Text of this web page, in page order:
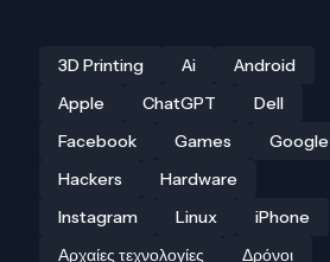
3D Printing Ai
Android
Apple
ChatGPT
Dell
Facebook
Games
Google
Hackers
Hardware
Instagram
Linux
iPhone
Αρχαίες τεχνολογίες
Δρόνοι